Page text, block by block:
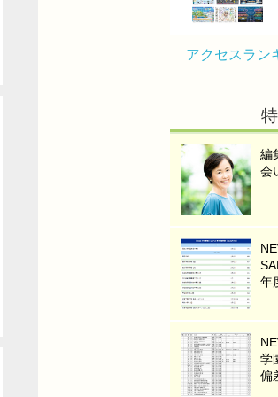
アクセスラン
編
会
年
学
偏